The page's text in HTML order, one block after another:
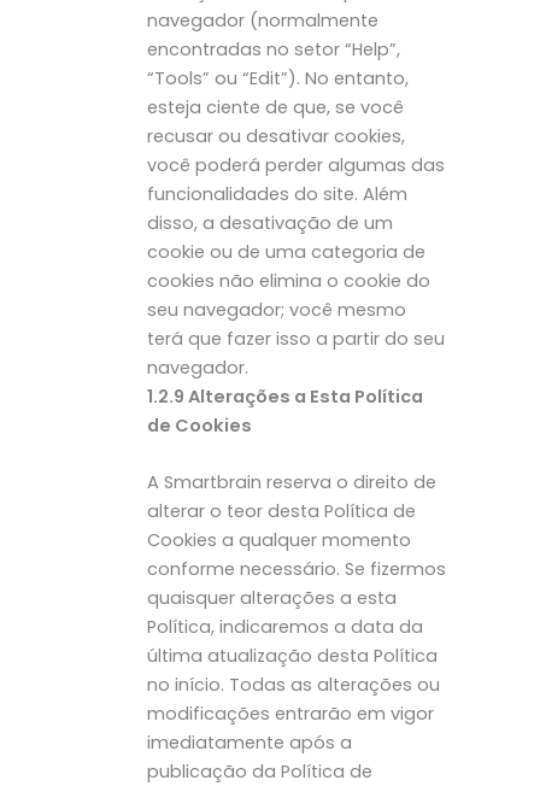
navegador (normalmente
encontradas no setor “Help”,
“Tools” ou “Edit”). No entanto,
esteja ciente de que, se você
recusar ou desativar cookies,
você poderá perder algumas das
funcionalidades do site. Além
disso, a desativação de um
cookie ou de uma categoria de
cookies não elimina o cookie do
seu navegador; você mesmo
terá que fazer isso a partir do seu
navegador.
1.2.9 Alterações a Esta Política
de Cookies
A Smartbrain reserva o direito de
alterar o teor desta Política de
Cookies a qualquer momento
conforme necessário. Se fizermos
quaisquer alterações a esta
Política, indicaremos a data da
última atualização desta Política
no início. Todas as alterações ou
modificações entrarão em vigor
imediatamente após a
publicação da Política de